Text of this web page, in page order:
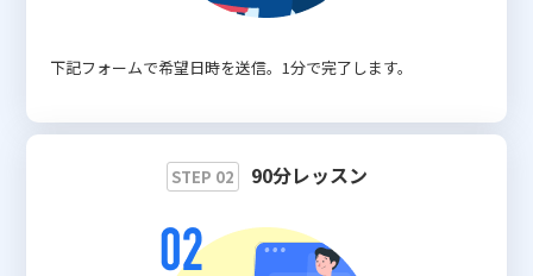
下記フォームで希望日時を送信。1分で完了します。
STEP 02 90分レッスン